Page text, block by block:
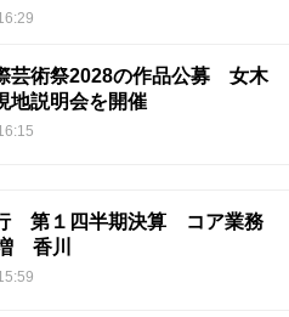
芸術祭2028の作品公募 女木
地説明会を開催
第１四半期決算 コア業務
香川